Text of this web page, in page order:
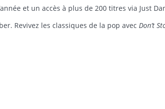
et un accès à plus de 200 titres via Just
Revivez les classiques de la pop avec Don’t